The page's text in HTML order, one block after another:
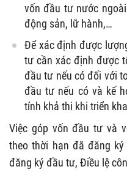
vốn đầu tư nước
động sản, lữ hành,…
Để xác định được
tư cần xác định được
đầu tư nếu có đối với
đầu tư nếu có và kế
tính khả thi khi triển
Việc góp vốn đầu tư và
theo thời hạn đã đăng
đăng ký đầu tư, Điều lệ